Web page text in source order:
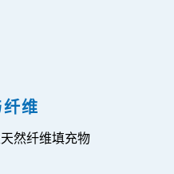
维
然纤维填充物